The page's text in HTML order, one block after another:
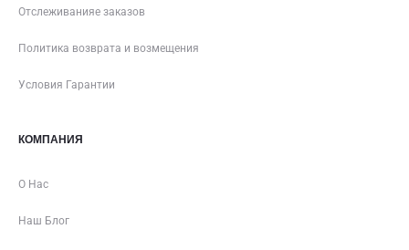
Отслеживанияе заказов
Политика возврата и возмещения
Условия Гарантии
КОМПАНИЯ
О Нас
Наш Блог